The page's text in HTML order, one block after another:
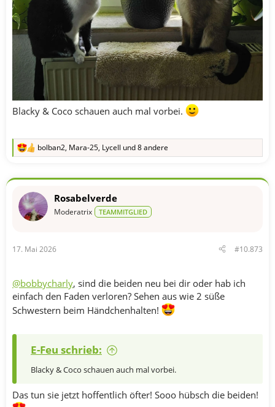
Blacky & Coco schauen auch mal vorbei.
R
k
o
:
bolban2, Mara-25, Lycell und 8 andere
Rosabelverde
Moderatrix TEAMMITGLIED
17. Mai 2026 #10.873
@bobbycharly, sind die beiden neu bei dir oder hab ich
einfach den Faden verloren? Sehen aus wie 2 süße
Schwestern beim Händchenhalten!
E-Feu schrieb:
Blacky & Coco schauen auch mal vorbei.
Das tun sie jetzt hoffentlich öfter! Sooo hübsch die beiden!